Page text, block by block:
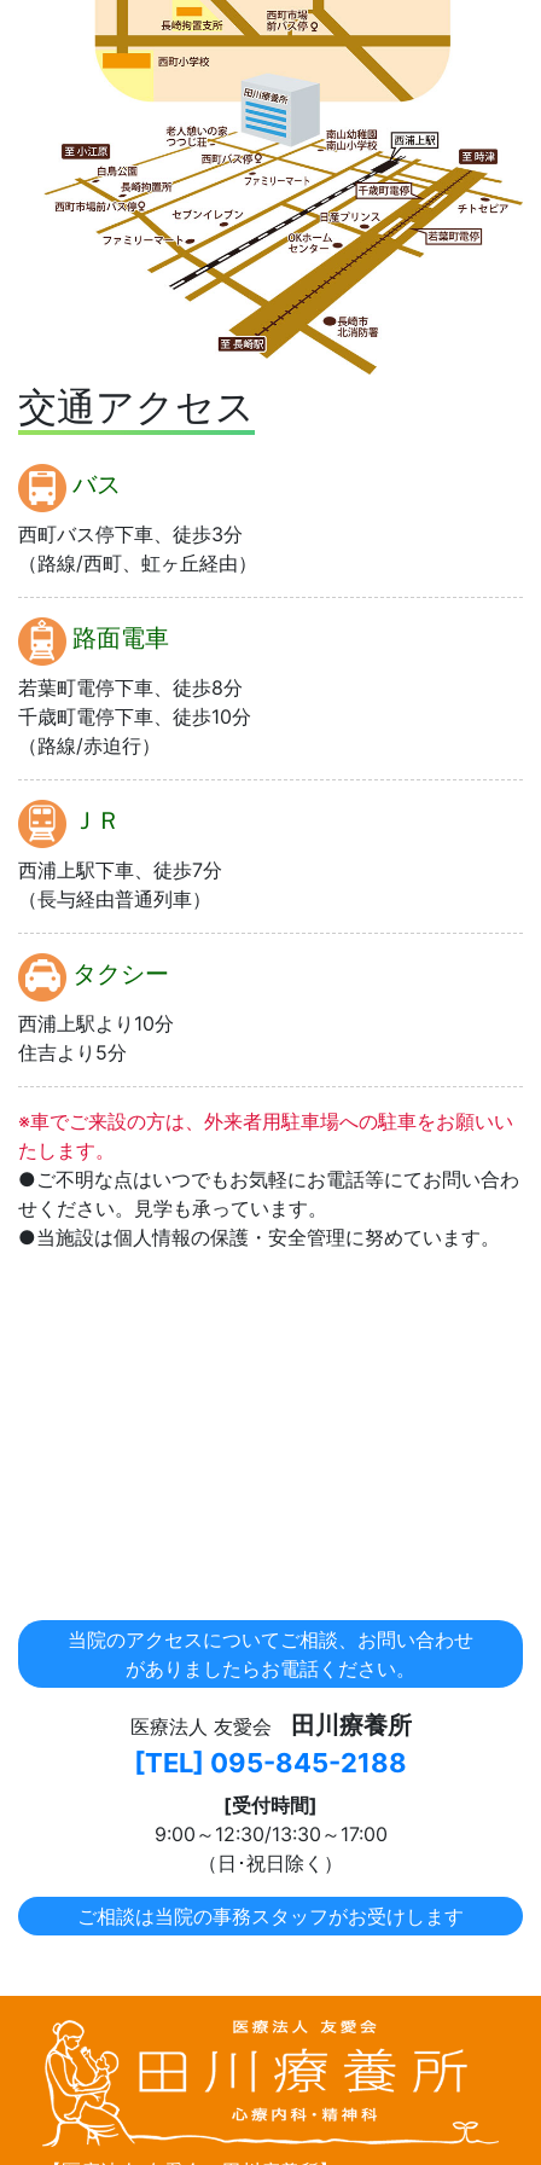
交通アクセス
バス
西町バス停下車、徒歩3分
（路線/西町、虹ヶ丘経由）
路面電車
若葉町電停下車、徒歩8分
千歳町電停下車、徒歩10分
（路線/赤迫行）
ＪＲ
西浦上駅下車、徒歩7分
（長与経由普通列車）
タクシー
西浦上駅より10分
住吉より5分
※車でご来設の方は、外来者用駐車場への駐車をお願いい
たします。
●ご不明な点はいつでもお気軽にお電話等にてお問い合わ
せください。見学も承っています。
●当施設は個人情報の保護・安全管理に努めています。
当院のアクセスについて ご相談、お問い合わせ
がありましたらお電話ください。
医療法人 友愛会 田川療養所
[TEL] 095-845-2188
[受付時間]
9:00～12:30/13:30～17:00
（日･祝日除く）
ご相談は当院の事務スタッフがお受けします